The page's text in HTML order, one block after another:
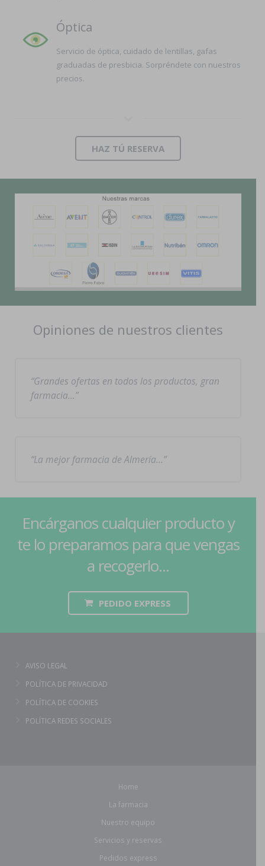
Óptica
Servicio de óptica, cuidado de lentillas, gafas
graduadas de presbicia. Sorpréndete con nuestros
precios.
HAZ TÚ RESERVA
Opiniones de nuestros clientes
Grandes ofertas en todos los productos, gran
farmacia…
La mejor farmacia de Almería…
Encárganos cualquier producto y
te lo preparamos para que vengas
a recogerlo...
PEDIDO EXPRESS
AVISO LEGAL
POLÍTICA DE PRIVACIDAD
POLÍTICA DE COOKIES
POLÍTICA REDES SOCIALES
Home
La farmacia
Nuestro equipo
Servicios y reservas
Pedidos express